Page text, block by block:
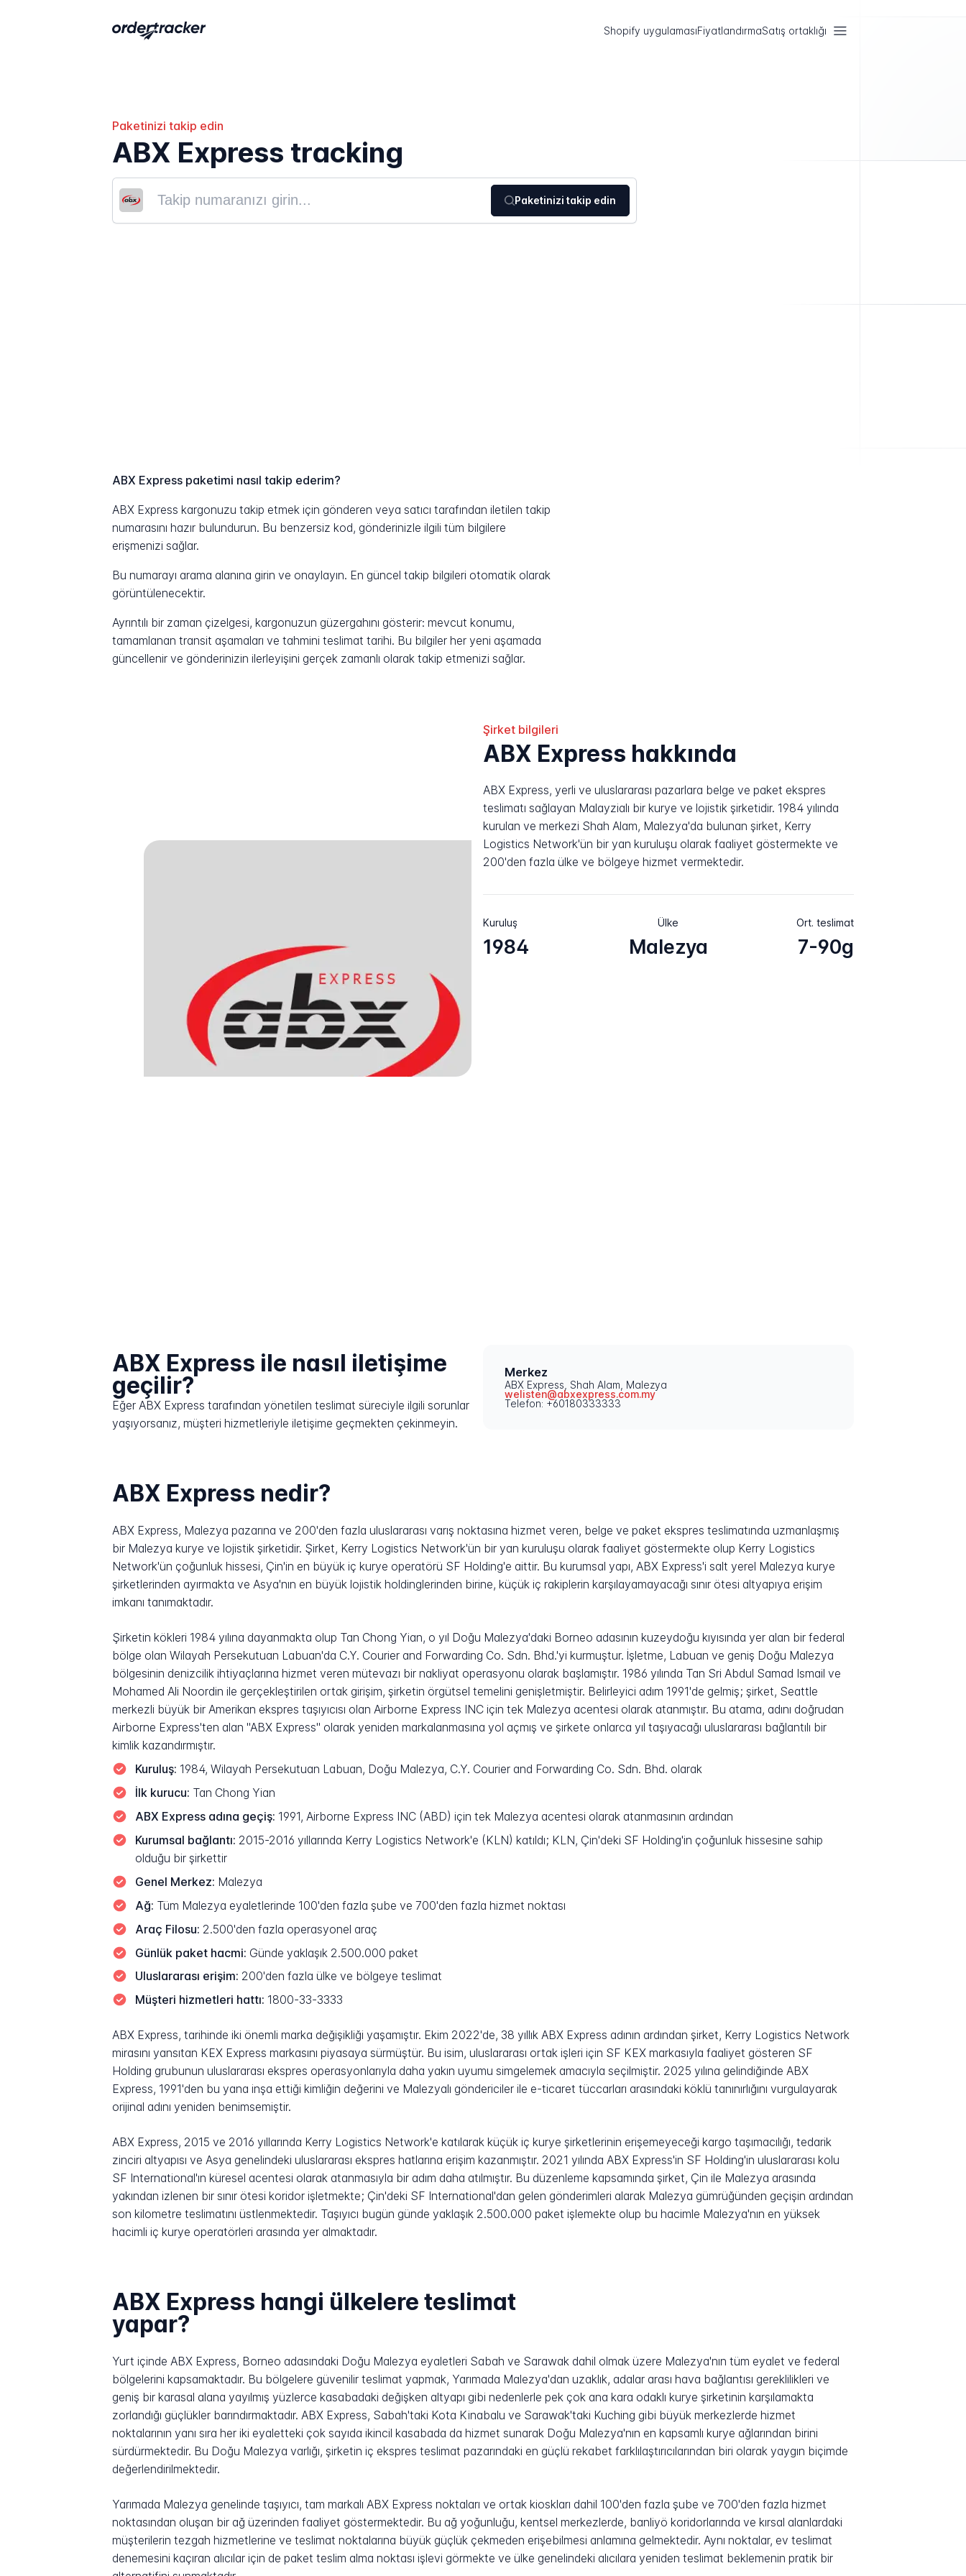
Shopify uygulamasıFiyatlandırmaSatış ortaklığı
Paketinizi takip edin
ABX Express tracking
Paketinizi takip edin
ABX Express paketimi nasıl takip ederim?
ABX Express kargonuzu takip etmek için gönderen veya satıcı tarafından iletilen takip
numarasını hazır bulundurun. Bu benzersiz kod, gönderinizle ilgili tüm bilgilere
erişmenizi sağlar.
Bu numarayı arama alanına girin ve onaylayın. En güncel takip bilgileri otomatik olarak
görüntülenecektir.
Ayrıntılı bir zaman çizelgesi, kargonuzun güzergahını gösterir: mevcut konumu,
tamamlanan transit aşamaları ve tahmini teslimat tarihi. Bu bilgiler her yeni aşamada
güncellenir ve gönderinizin ilerleyişini gerçek zamanlı olarak takip etmenizi sağlar.
Şirket bilgileri
ABX Express hakkında
ABX Express, yerli ve uluslararası pazarlara belge ve paket ekspres
teslimatı sağlayan Malayzialı bir kurye ve lojistik şirketidir. 1984 yılında
kurulan ve merkezi Shah Alam, Malezya'da bulunan şirket, Kerry
Logistics Network'ün bir yan kuruluşu olarak faaliyet göstermekte ve
200'den fazla ülke ve bölgeye hizmet vermektedir.
Kuruluş
1984
Ülke
Malezya
Ort. teslimat
7-90g
ABX Express ile nasıl iletişime
geçilir?
Eğer ABX Express tarafından yönetilen teslimat süreciyle ilgili sorunlar
yaşıyorsanız, müşteri hizmetleriyle iletişime geçmekten çekinmeyin.
Merkez
ABX Express, Shah Alam, Malezya
welisten@abxexpress.com.my
Telefon: +60180333333
ABX Express nedir?
ABX Express, Malezya pazarına ve 200'den fazla uluslararası varış noktasına hizmet veren, belge ve paket ekspres teslimatında uzmanlaşmış
bir Malezya kurye ve lojistik şirketidir. Şirket, Kerry Logistics Network'ün bir yan kuruluşu olarak faaliyet göstermekte olup Kerry Logistics
Network'ün çoğunluk hissesi, Çin'in en büyük iç kurye operatörü SF Holding'e aittir. Bu kurumsal yapı, ABX Express'i salt yerel Malezya kurye
şirketlerinden ayırmakta ve Asya'nın en büyük lojistik holdinglerinden birine, küçük iç rakiplerin karşılayamayacağı sınır ötesi altyapıya erişim
imkanı tanımaktadır.
Şirketin kökleri 1984 yılına dayanmakta olup Tan Chong Yian, o yıl Doğu Malezya'daki Borneo adasının kuzeydoğu kıyısında yer alan bir federal
bölge olan Wilayah Persekutuan Labuan'da C.Y. Courier and Forwarding Co. Sdn. Bhd.'yi kurmuştur. İşletme, Labuan ve geniş Doğu Malezya
bölgesinin denizcilik ihtiyaçlarına hizmet veren mütevazı bir nakliyat operasyonu olarak başlamıştır. 1986 yılında Tan Sri Abdul Samad Ismail ve
Mohamed Ali Noordin ile gerçekleştirilen ortak girişim, şirketin örgütsel temelini genişletmiştir. Belirleyici adım 1991'de gelmiş; şirket, Seattle
merkezli büyük bir Amerikan ekspres taşıyıcısı olan Airborne Express INC için tek Malezya acentesi olarak atanmıştır. Bu atama, adını doğrudan
Airborne Express'ten alan "ABX Express" olarak yeniden markalanmasına yol açmış ve şirkete onlarca yıl taşıyacağı uluslararası bağlantılı bir
kimlik kazandırmıştır.
Kuruluş: 1984, Wilayah Persekutuan Labuan, Doğu Malezya, C.Y. Courier and Forwarding Co. Sdn. Bhd. olarak
İlk kurucu: Tan Chong Yian
ABX Express adına geçiş: 1991, Airborne Express INC (ABD) için tek Malezya acentesi olarak atanmasının ardından
Kurumsal bağlantı: 2015-2016 yıllarında Kerry Logistics Network'e (KLN) katıldı; KLN, Çin'deki SF Holding'in çoğunluk hissesine sahip
olduğu bir şirkettir
Genel Merkez: Malezya
Ağ: Tüm Malezya eyaletlerinde 100'den fazla şube ve 700'den fazla hizmet noktası
Araç Filosu: 2.500'den fazla operasyonel araç
Günlük paket hacmi: Günde yaklaşık 2.500.000 paket
Uluslararası erişim: 200'den fazla ülke ve bölgeye teslimat
Müşteri hizmetleri hattı: 1800-33-3333
ABX Express, tarihinde iki önemli marka değişikliği yaşamıştır. Ekim 2022'de, 38 yıllık ABX Express adının ardından şirket, Kerry Logistics Network
mirasını yansıtan KEX Express markasını piyasaya sürmüştür. Bu isim, uluslararası ortak işleri için SF KEX markasıyla faaliyet gösteren SF
Holding grubunun uluslararası ekspres operasyonlarıyla daha yakın uyumu simgelemek amacıyla seçilmiştir. 2025 yılına gelindiğinde ABX
Express, 1991'den bu yana inşa ettiği kimliğin değerini ve Malezyalı göndericiler ile e-ticaret tüccarları arasındaki köklü tanınırlığını vurgulayarak
orijinal adını yeniden benimsemiştir.
ABX Express, 2015 ve 2016 yıllarında Kerry Logistics Network'e katılarak küçük iç kurye şirketlerinin erişemeyeceği kargo taşımacılığı, tedarik
zinciri altyapısı ve Asya genelindeki uluslararası ekspres hatlarına erişim kazanmıştır. 2021 yılında ABX Express'in SF Holding'in uluslararası kolu
SF International'ın küresel acentesi olarak atanmasıyla bir adım daha atılmıştır. Bu düzenleme kapsamında şirket, Çin ile Malezya arasında
yakından izlenen bir sınır ötesi koridor işletmekte; Çin'deki SF International'dan gelen gönderimleri alarak Malezya gümrüğünden geçişin ardından
son kilometre teslimatını üstlenmektedir. Taşıyıcı bugün günde yaklaşık 2.500.000 paket işlemekte olup bu hacimle Malezya'nın en yüksek
hacimli iç kurye operatörleri arasında yer almaktadır.
ABX Express hangi ülkelere teslimat
yapar?
Yurt içinde ABX Express, Borneo adasındaki Doğu Malezya eyaletleri Sabah ve Sarawak dahil olmak üzere Malezya'nın tüm eyalet ve federal
bölgelerini kapsamaktadır. Bu bölgelere güvenilir teslimat yapmak, Yarımada Malezya'dan uzaklık, adalar arası hava bağlantısı gereklilikleri ve
geniş bir karasal alana yayılmış yüzlerce kasabadaki değişken altyapı gibi nedenlerle pek çok ana kara odaklı kurye şirketinin karşılamakta
zorlandığı güçlükler barındırmaktadır. ABX Express, Sabah'taki Kota Kinabalu ve Sarawak'taki Kuching gibi büyük merkezlerde hizmet
noktalarının yanı sıra her iki eyaletteki çok sayıda ikincil kasabada da hizmet sunarak Doğu Malezya'nın en kapsamlı kurye ağlarından birini
sürdürmektedir. Bu Doğu Malezya varlığı, şirketin iç ekspres teslimat pazarındaki en güçlü rekabet farklılaştırıcılarından biri olarak yaygın biçimde
değerlendirilmektedir.
Yarımada Malezya genelinde taşıyıcı, tam markalı ABX Express noktaları ve ortak kioskları dahil 100'den fazla şube ve 700'den fazla hizmet
noktasından oluşan bir ağ üzerinden faaliyet göstermektedir. Bu ağ yoğunluğu, kentsel merkezlerde, banliyö koridorlarında ve kırsal alanlardaki
müşterilerin tezgah hizmetlerine ve teslimat noktalarına büyük güçlük çekmeden erişebilmesi anlamına gelmektedir. Aynı noktalar, ev teslimat
denemesini kaçıran alıcılar için de paket teslim alma noktası işlevi görmekte ve ülke genelindeki alıcılara yeniden teslimat beklemenin pratik bir